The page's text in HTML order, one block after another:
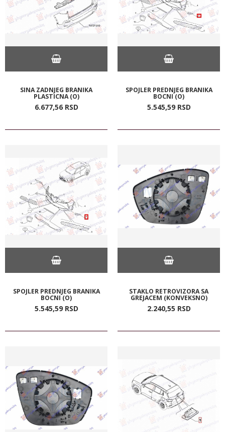
SINA ZADNJEG BRANIKA
PLASTICNA (O)
6.677,56 RSD
SPOJLER PREDNJEG BRANIKA
BOCNI (O)
5.545,59 RSD
SPOJLER PREDNJEG BRANIKA
BOCNI (O)
5.545,59 RSD
STAKLO RETROVIZORA SA
GREJACEM (KONVEKSNO)
2.240,55 RSD